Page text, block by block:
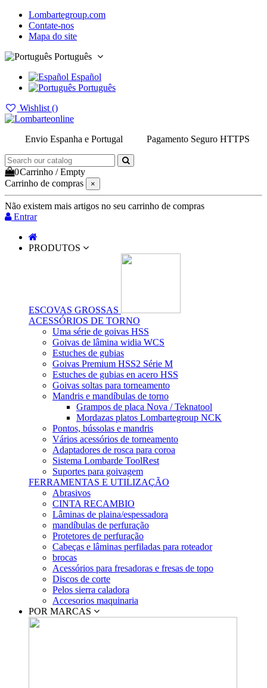
Lombartegroup.com
Contate-nos
Mapa do site
Português
Español
Português
Wishlist ()
Envio Espanha e Portugal Pagamento Seguro HTTPS
0Carrinho /Empty
Carrinho de compras
×
Não existem mais artigos no seu carrinho de compras
Entrar
PRODUTOS
ESCOVAS GROSSAS
ACESSÓRIOS DE TORNO
Uma série de goivas HSS
Goivas de lâmina widia WCS
Estuches de gubias
Goivas Premium HSS2 Série M
Estuches de gubias en acero HSS
Goivas soltas para torneamento
Mandris e mandíbulas de torno
Grampos de placa Nova / Teknatool
Mordazas platos Lombartegroup NCK
Pontos, bússolas e mandris
Vários acessórios de torneamento
Adaptadores de rosca para coroa
Sistema Lombarde ToolRest
Suportes para goivagem
FERRAMENTAS E UTILIZAÇÃO
Abrasivos
CINTA RECAMBIO
Lâminas de plaina/espessadora
mandíbulas de perfuração
Protetores de perfuração
Cabeças e lâminas perfiladas para roteador
brocas
Acessórios para fresadoras e fresas de topo
Discos de corte
Pelos sierra caladora
Accesorios maquinaria
POR MARCAS